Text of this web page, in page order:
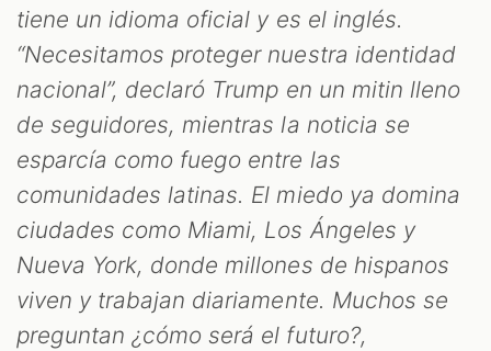
tiene un idioma oficial y es el inglés.
“Necesitamos proteger nuestra identidad
nacional”, declaró Trump en un mitin lleno
de seguidores, mientras la noticia se
esparcía como fuego entre las
comunidades latinas. El miedo ya domina
ciudades como Miami, Los Ángeles y
Nueva York, donde millones de hispanos
viven y trabajan diariamente. Muchos se
preguntan ¿cómo será el futuro?,